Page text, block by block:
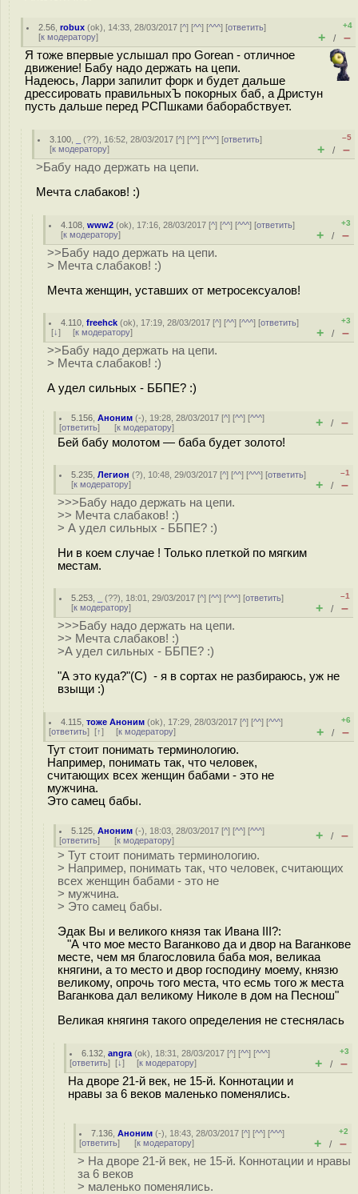
2.56 ,robux (ok), 14:33, 28/03/2017 [^] [^^] [^^^] [ответить]
[к модератору]
+4
+ / –
Я тоже впервые услышал про Gorean - отличное
движение! Бабу надо держать на цепи.
Надеюсь, Ларри запилит форк и будет дальше
дрессировать правильныхЪ покорных баб, а Дристун
пусть дальше перед РСПшками баборабствует.
3.100 (??), 16:52, 28/03/2017 [^] [^^] [^^^] [ответить]
[к модератору]
–5
+ / –
>Бабу надо держать на цепи.
Мечта слабаков! :)
4.108 ,www2 (ok), 17:16, 28/03/2017 [^] [^^] [^^^] [ответить]
[к модератору]
+3
+ / –
>>Бабу надо держать на цепи.
> Мечта слабаков! :)
Мечта женщин, уставших от метросексуалов!
4.110 ,freehck (ok), 17:19, 28/03/2017 [^] [^^] [^^^] [ответить]
[↓] [к модератору]
+3
+ / –
>>Бабу надо держать на цепи.
> Мечта слабаков! :)
А удел сильных - ББПЕ? :)
5.156 ,Аноним (-), 19:28, 28/03/2017 [^] [^^] [^^^]
[ответить] [к модератору] + / –
Бей бабу молотом — баба будет золото!
5.235 ,Легион (?), 10:48, 29/03/2017 [^] [^^] [^^^] [ответить]
[к модератору]
–1
+ / –
>>>Бабу надо держать на цепи.
>> Мечта слабаков! :)
> А удел сильных - ББПЕ? :)
Ни в коем случае ! Только плеткой по мягким
местам.
5.253 (??), 18:01, 29/03/2017 [^] [^^] [^^^] [ответить]
[к модератору]
–1
+ / –
>>>Бабу надо держать на цепи.
>> Мечта слабаков! :)
>А удел сильных - ББПЕ? :)
"А это куда?"(С) - я в сортах не разбираюсь, уж не
взыщи :)
4.115 ,тоже Аноним (ok), 17:29, 28/03/2017 [^] [^^] [^^^]
[ответить] [↑] [к модератору]
+6
+ / –
Тут стоит понимать терминологию.
Например, понимать так, что человек,
считающих всех женщин бабами - это не
мужчина.
Это самец бабы.
5.125 ,Аноним (-), 18:03, 28/03/2017 [^] [^^] [^^^]
[ответить] [к модератору] + / –
> Тут стоит понимать терминологию.
> Например, понимать так, что человек, считающих
всех женщин бабами - это не
> мужчина.
> Это самец бабы.
Эдак Вы и великого князя так Ивана III?:
"А что мое место Ваганково да и двор на Ваганкове
месте, чем мя благословила баба моя, великаа
княгини, а то место и двор господину моему, князю
великому, опрочь того места, что есмь того ж места
Ваганкова дал великому Николе в дом на Песнош"
Великая княгиня такого определения не стеснялась
6.132 ,angra (ok), 18:31, 28/03/2017 [^] [^^] [^^^]
[ответить] [↓] [к модератору]
+3
+ / –
На дворе 21-й век, не 15-й. Коннотации и
нравы за 6 веков маленько поменялись.
7.136 ,Аноним (-), 18:43, 28/03/2017 [^] [^^] [^^^]
[ответить] [к модератору]
+2
+ / –
> На дворе 21-й век, не 15-й. Коннотации и нравы
за 6 веков
> маленько поменялись.